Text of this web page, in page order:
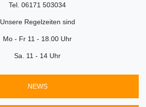
Tel. 06171 503034
Unsere Regelzeiten sind
Mo - Fr 11 - 18.00 Uhr
Sa. 11 - 14 Uhr
NEWS